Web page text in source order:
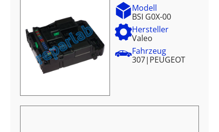
Modell
BSI G0X-00
Hersteller
Valeo
Fahrzeug
307| PEUGEOT